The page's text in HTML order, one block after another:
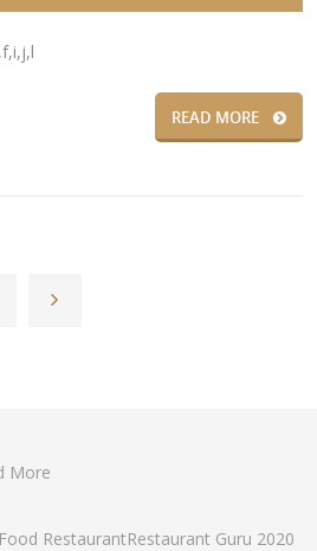
READ MORE
More
RestaurantRestaurant Guru 2020